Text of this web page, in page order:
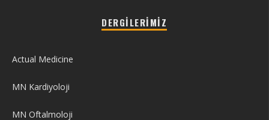
DERGILERIMIZ
Actual Medicine
MN Kardiyoloji
MN Oftalmoloji